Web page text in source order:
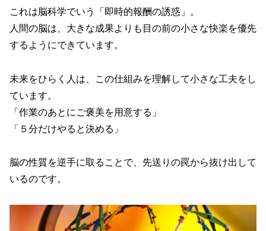
これは脳科学でいう「即時的報酬の誘惑」。
人間の脳は、大きな成果よりも目の前の小さな快楽を優先
するようにできています。
未来をひらく人は、この仕組みを理解して小さな工夫をし
ています。
「作業のあとにご褒美を用意する」
「５分だけやると決める」
脳の性質を逆手に取ることで、先送りの罠から抜け出して
いるのです。